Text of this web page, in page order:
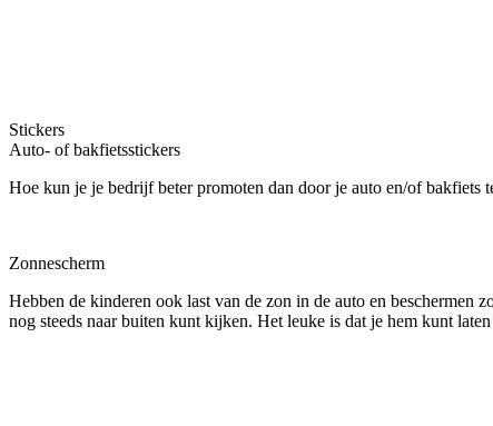
Stickers
Auto- of bakfietsstickers
Hoe kun je je bedrijf beter promoten dan door je auto en/of
Zonnescherm
Hebben de kinderen ook last van de zon in de auto en beschermen
nog steeds naar buiten kunt kijken. Het leuke is dat je hem kunt